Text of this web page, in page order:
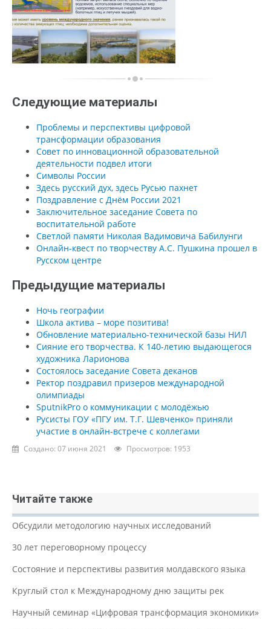
Следующие материалы
Проблемы и перспективы цифровой
трансформации образования
Совет по инновационной образовательной
деятельности подвел итоги
Символы России
Здесь русский дух, здесь Русью пахнет
Поздравление с Днём России 2021
Заключительное заседание Совета по
воспитательной работе
Светлой памяти Николая Вадимовича Бабилунги
Онлайн-квест по творчеству А.С. Пушкина прошел в
Русском центре
Предыдущие материалы
Ночь географии
Школа актива – море позитива!
Обновление материально-технической базы НИЛ
Сияние его творчества. К 140-летию выдающегося
художника Ларионова
Состоялось заседание Совета деканов
Ректор поздравил призеров международной
олимпиады
SputnikPro о коммуникации с молодёжью
Русисты ГОУ «ПГУ им. Т.Г. Шевченко» приняли
участие в онлайн-встрече с коллегами
Создано: 07 июня 2021 Просмотров: 1953
Читайте также
Обсудили методологию научных исследований
30 лет переговорному процессу
Состояние и перспективы развития молдавского языка
Круглый стол к Международному дню защиты рек
Научный семинар «Цифровая трансформация экономики»